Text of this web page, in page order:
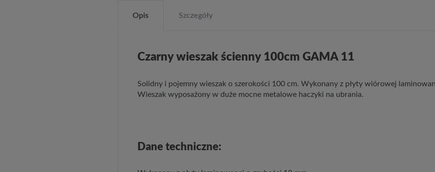
Opis Szczegóły
Czarny wieszak ścienny 100cm GAMA 11
Solidny i pojemny wieszak o szerokości 100 cm. Wykonany z płyty wiórowej
Wieszak wyposażony w duże mocne metalowe haczyki na ubrania.
Dane techniczne: